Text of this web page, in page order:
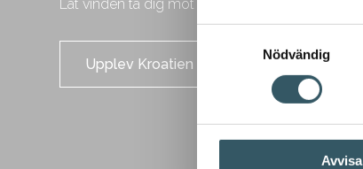
Nödvändig
Avvisa
Låt vinden ta dig mot nya upplevelser.
Upplev Kroatien